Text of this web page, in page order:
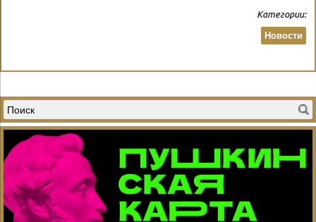
Категории:
Новости